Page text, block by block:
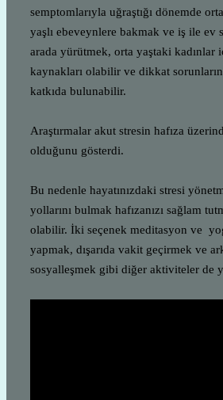
semptomlarıyla uğraştığı dönemde
yaşlı ebeveynlere bakmak ve iş ile ev
arada yürütmek, orta yaştaki kadınlar
kaynakları olabilir ve dikkat
katkıda bulunabilir.
Araştırmalar akut stresin hafıza
olduğunu gösterdi.
Bu nedenle hayatınızdaki stresi
yollarını bulmak hafızanızı sağlam
olabilir. İki seçenek meditasyon ve
yapmak, dışarıda vakit geçirmek ve
sosyalleşmek gibi diğer aktiviteler de